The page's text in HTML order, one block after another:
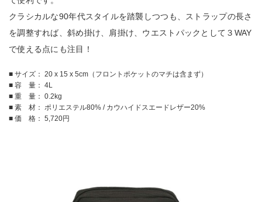
クラシカルな90年代スタイルを踏襲しつつも、ストラップの長さ
を調整すれば、斜め掛け、肩掛け、ウエストパックとして３WAY
で使える点にも注目！
■ サイズ： 20 x 15 x 5cm（フロントポケットのマチは含まず）
■ 容 量： 4L
■ 重 量： 0.2kg
■ 素 材： ポリエステル80% / カウハイドスエードレザー20%
■ 価 格： 5,720円